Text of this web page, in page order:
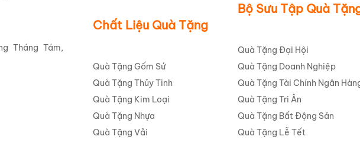
được thiết kế tỉ mỉ, với đường may chắc chắn và màu sắc tươi tắn. Logo Anh Ngữ
một cách sắc nét, thể hiện sự chuyên nghiệp và tinh tế. Chất liệu vải bền bỉ không chỉ
mà còn đảm bảo độ bền vượt thời gian. Mỗi chi tiết trên
Túi ép nhiệt đục lỗ Giá Tốt
xách chắc chắn đến đường cắt may gọn gàng, tạo nên một tổng thể hài hòa và đẳng cấp.
của sản phẩm
Túi ép nhiệt đục lỗ Giá Tốt TVIQBV5
trong nhiều mục đích khác nhau. Đây
Tháng Tám,
Chất Liệu Quà Tặng
Quà Tặng Gốm Sứ
Quà Tặng Thủy Tinh
Quà Tặng Kim Loại
Quà Tặng Nhựa
Quà Tặng Vải
Bộ Sưu Tập Quà
Quà Tặng Đại Hội
Quà Tặng Doanh Nghiệp
Quà Tặng Tài Chính Ngân
Quà Tặng Tri Ân
Quà Tặng Bất Động Sản
Quà Tặng Lễ Tết